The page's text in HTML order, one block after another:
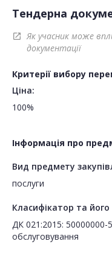
Тендерна
open_in_new
Як учасник може
документації
Критерії вибору
Ціна:
100%
Інформація про
Вид предмету
послуги
Класифікатор та
ДК 021:2015: 50000000-
обслуговування